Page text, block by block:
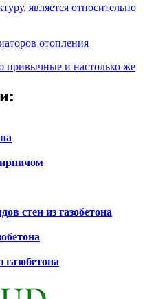
является относительно
отопления
привычные и настолько же
стен из газобетона